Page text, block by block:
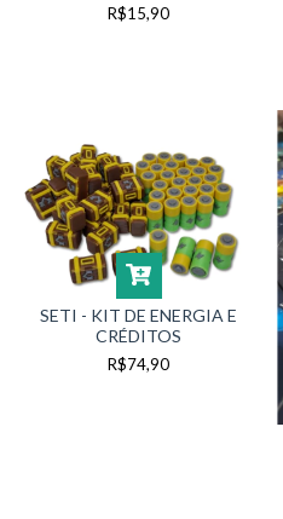
ALÉM
R$15,90
SETI - KIT DE ENERGIA E
CRÉDITOS
R$74,90